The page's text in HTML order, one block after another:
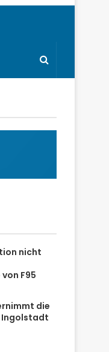
nicht
F95
die
Ingolstadt